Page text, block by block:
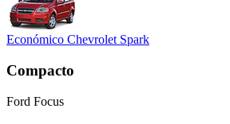
Económico Chevrolet Spark
Compacto
Ford Focus